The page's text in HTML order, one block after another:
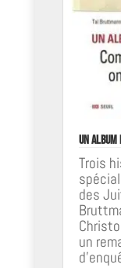
Un album
Trois
des
un